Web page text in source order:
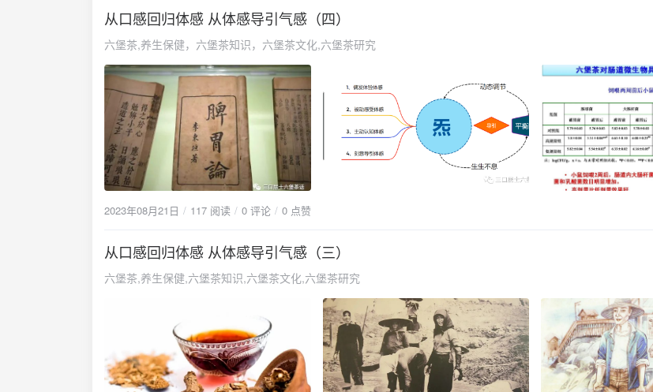
从口感回归体感 从体感导引气感（四）
六堡茶,养生保健，六堡茶知识，六堡茶文化,六堡茶研究
2023年08月21日 117 阅读 0 评论 0 点赞
从口感回归体感 从体感导引气感（三）
六堡茶,养生保健,六堡茶知识,六堡茶文化,六堡茶研究